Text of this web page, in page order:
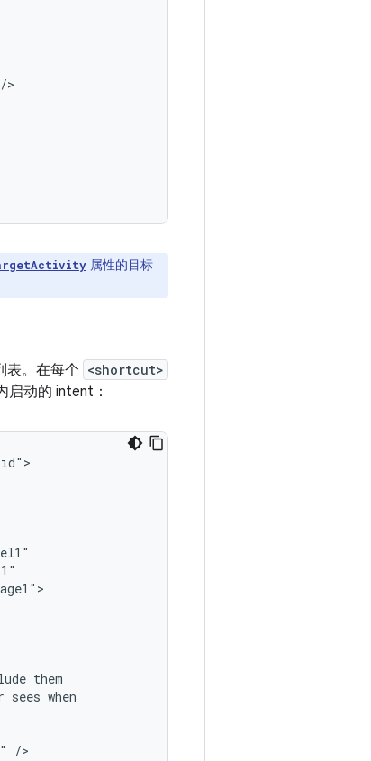
属性的目标
表。在每个 <shortcut>
启动的 intent：
sees